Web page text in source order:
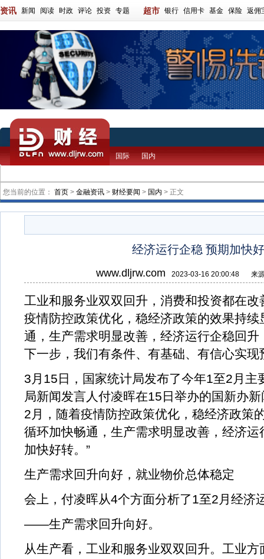
资讯 新闻 阅读 时政 评论 投资 专题 超市 银行 信用卡 基金 保险 返佣
国际 国内
您当前的位置： 首页 > 金融资讯 > 财经要闻 > 国内 > 正文
经济运行企稳 预期加快
www.dljrw.com 2023-03-16 20:00:48 来
工业和服务业双双回升，消费和投资都在
疫情防控政策优化，稳经济政策的效果持
通，生产需求明显改善，经济运行企稳回
下一步，我们有条件、有基础、有信心实现
3月15日，国家统计局发布了今年1至2月主
局新闻发言人付凌晖在15日举办的国新办
2月，随着疫情防控政策优化，稳经济政策
循环加快畅通，生产需求明显改善，经济
加快好转。”
生产需求回升向好，就业物价总体稳定
会上，付凌晖从4个方面分析了1至2月经济
——生产需求回升向好。
从生产看，工业和服务业双双回升。工业